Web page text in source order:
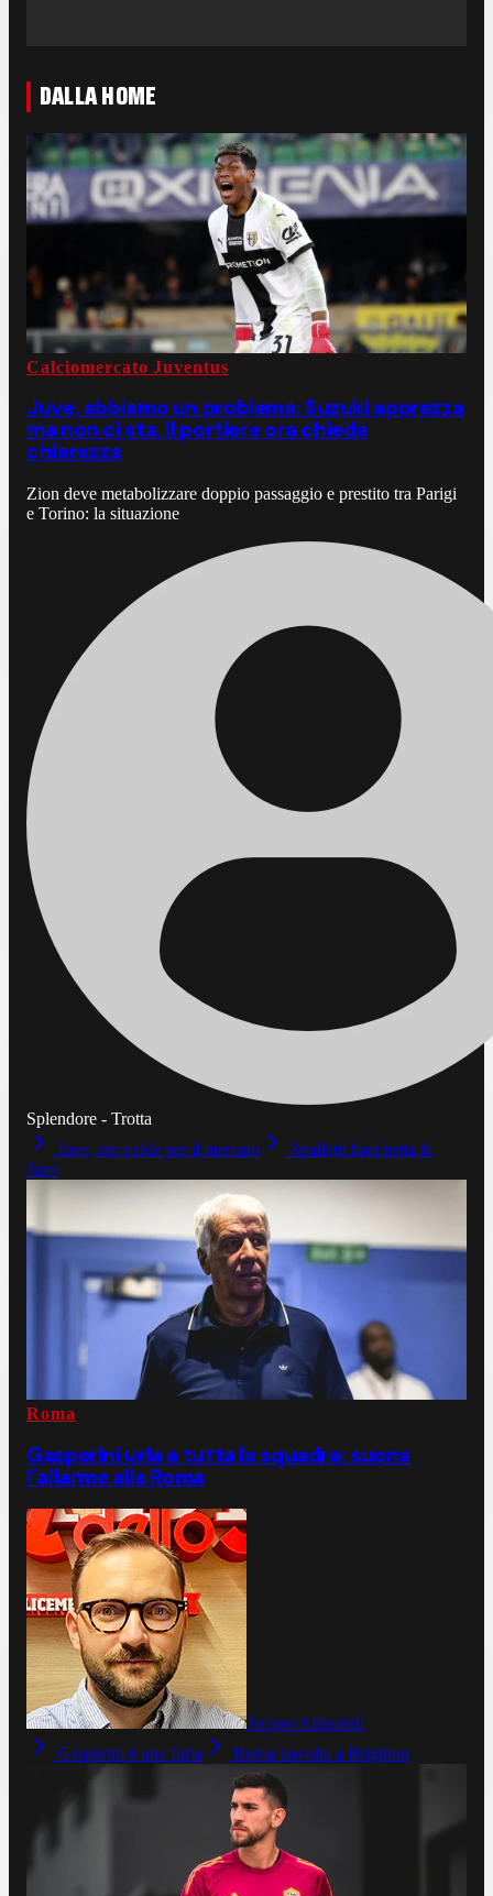
DALLA HOME
Calciomercato Juventus
Juve, abbiamo un problema: Suzuki apprezza
ma non ci sta. Il portiere ora chiede
chiarezza
Zion deve metabolizzare doppio passaggio e prestito tra Parigi
e Torino: la situazione
Splendore - Trotta
Juve, ore calde per il mercato
Spalletti bacchetta la
Juve
Roma
Gasperini urla a tutta la squadra: suona
l’allarme alla Roma
Jacopo Aliprandi
Gasperini è una furia
Roma travolta a Brighton